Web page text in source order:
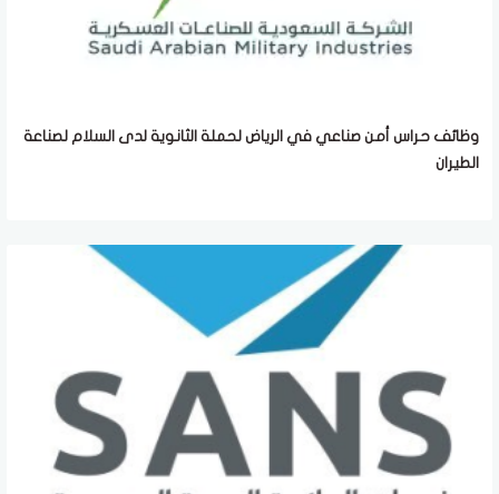
وظائف حراس أمن صناعي في الرياض لحملة الثانوية لدى السلام لصناعة
الطيران